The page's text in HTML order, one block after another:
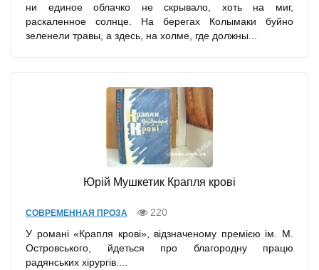
ни единое облачко не скрывало, хоть на миг,
раскаленное солнце. На берегах Колымаки буйно
зеленели травы, а здесь, на холме, где должны...
Юрiй Мушкетик Крапля кровi
СОВРЕМЕННАЯ ПРОЗА
220
У романі «Крапля крові», відзначеному премією ім. М.
Островського, йдеться про благородну працю
радянських хірургів....